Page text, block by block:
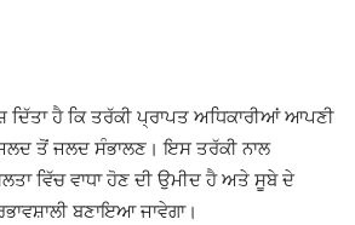
ਦਿੱਤਾ ਹੈ ਕਿ ਤਰੱਕੀ ਪ੍ਰਾਪਤ ਅਧਿਕਾਰੀਆਂ ਆਪਣੀ
ਜਲਦ ਤੋਂ ਜਲਦ ਸੰਭਾਲਣ। ਇਸ ਤਰੱਕੀ ਨਾਲ
ਵਿੱਚ ਵਾਧਾ ਹੋਣ ਦੀ ਉਮੀਦ ਹੈ ਅਤੇ ਸੂਬੇ ਦੇ
ਬਣਾਇਆ ਜਾਵੇਗਾ।